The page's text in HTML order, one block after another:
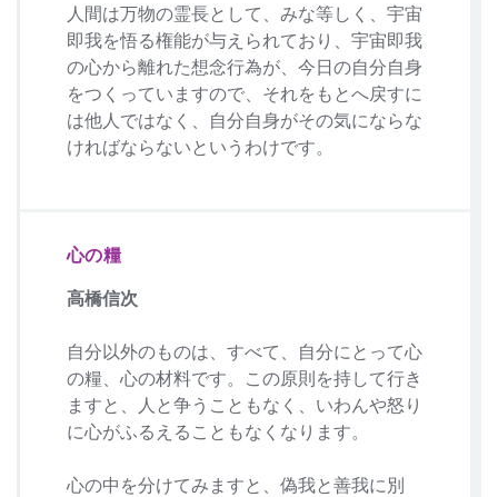
人間は万物の霊長として、みな等しく、宇宙
即我を悟る権能が与えられており、宇宙即我
の心から離れた想念行為が、今日の自分自身
をつくっていますので、それをもとへ戻すに
は他人ではなく、自分自身がその気にならな
ければならないというわけです。
心の糧
高橋信次
自分以外のものは、すべて、自分にとって心
の糧、心の材料です。この原則を持して行き
ますと、人と争うこともなく、いわんや怒り
に心がふるえることもなくなります。
心の中を分けてみますと、偽我と善我に別